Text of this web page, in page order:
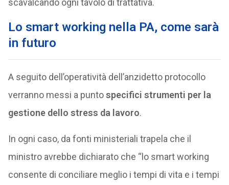
Lo smart working nella PA, come sarà
in futuro
A seguito dell’operatività dell’anzidetto protocollo
verranno messi a puntospecifici strumenti per la
gestione dello stress da lavoro.
In ogni caso, da fonti ministeriali trapela che il
ministro avrebbe dichiarato che “lo smart working
consente di conciliare meglio i tempi di vita e i tempi